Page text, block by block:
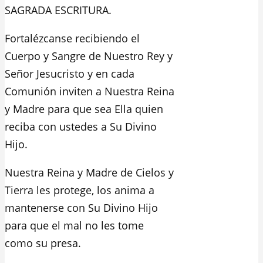
SAGRADA ESCRITURA.
Fortalézcanse recibiendo el
Cuerpo y Sangre de Nuestro Rey y
Señor Jesucristo y en cada
Comunión inviten a Nuestra Reina
y Madre para que sea Ella quien
reciba con ustedes a Su Divino
Hijo.
Nuestra Reina y Madre de Cielos y
Tierra les protege, los anima a
mantenerse con Su Divino Hijo
para que el mal no les tome
como su presa.